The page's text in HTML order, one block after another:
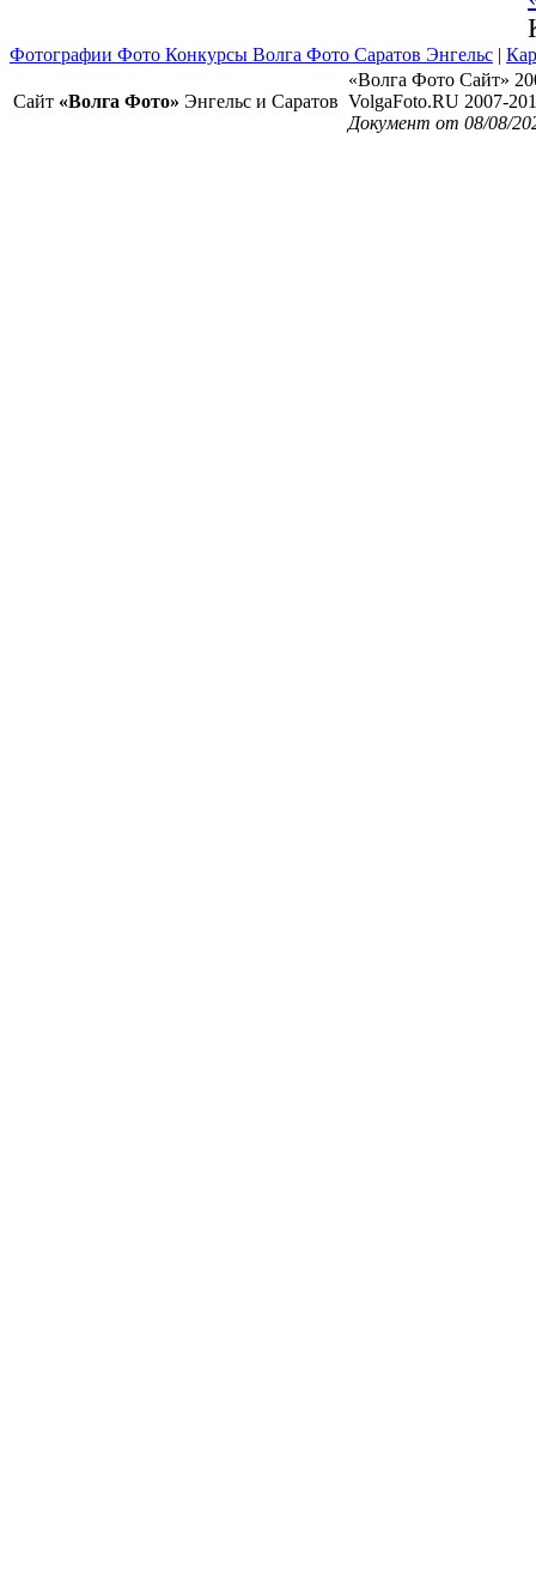
Фотографии Фото Конкурсы Волга Фото Саратов Энгельс |
Сайт «Волга Фото» Энгельс и Саратов
«Волга Фото Сайт»
VolgaFoto.RU 2007-
Документ от 08/08/